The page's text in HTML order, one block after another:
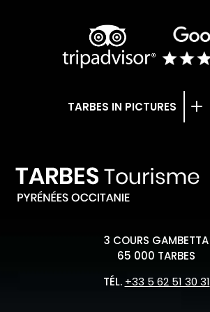
TARBES IN PICTURES
3 COURS GAMBETTA
65 000 TARBES
TÉL. +33 5 62 51 30 31